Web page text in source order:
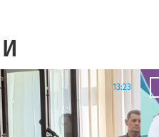
13:23